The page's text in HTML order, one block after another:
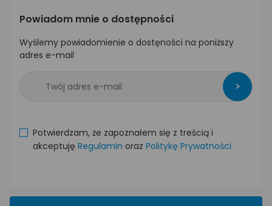
Powiadom mnie o dostępności
Wyślemy powiadomienie o dostęności na poniższy
adres e-mail
>
Potwierdzam, że zapoznałem się z treścią i
akceptuję Regulamin oraz Politykę Prywatności